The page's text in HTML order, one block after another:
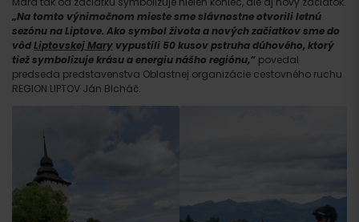
„Na tomto výnimočnom mieste sme slávnostne otvorili letnú
sezónu na Liptove. Ako symbol života a nových začiatkov sme do
vôdLiptovskej Mary vypustili 50 kusov pstruha dúhového, ktorý
tiež symbolizuje krásu a energiu nášho regiónu,“ povedal
predseda predstavenstva Oblastnej organizácie cestovného ruchu
REGION LIPTOV Ján Blcháč.